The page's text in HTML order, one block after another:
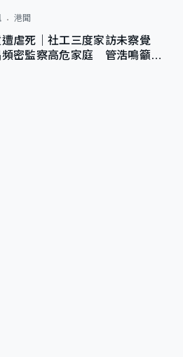
港聞
遭虐死｜社工三度家訪未察覺
頻密監察高危家庭 管浩鳴籲加